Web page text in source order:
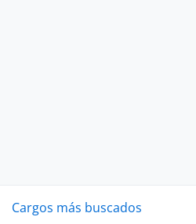
Cargos más buscados